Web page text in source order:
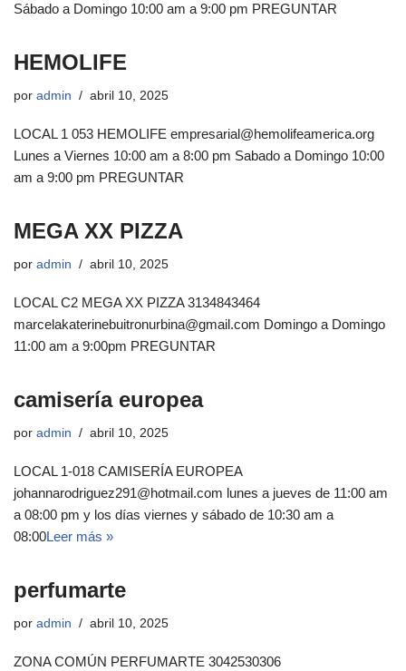
Sábado a Domingo 10:00 am a 9:00 pm PREGUNTAR
HEMOLIFE
por admin abril 10, 2025
LOCAL 1 053 HEMOLIFE empresarial@hemolifeamerica.org
Lunes a Viernes 10:00 am a 8:00 pm Sabado a Domingo 10:00
am a 9:00 pm PREGUNTAR
MEGA XX PIZZA
por admin abril 10, 2025
LOCAL C2 MEGA XX PIZZA 3134843464
marcelakaterinebuitronurbina@gmail.com Domingo a Domingo
11:00 am a 9:00pm PREGUNTAR
camisería europea
por admin abril 10, 2025
LOCAL 1-018 CAMISERÍA EUROPEA
johannarodriguez291@hotmail.com lunes a jueves de 11:00 am
a 08:00 pm y los días viernes y sábado de 10:30 am a
08:00Leer más »
perfumarte
por admin abril 10, 2025
ZONA COMÚN PERFUMARTE 3042530306